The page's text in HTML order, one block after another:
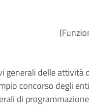
generali delle
concorso degli
di